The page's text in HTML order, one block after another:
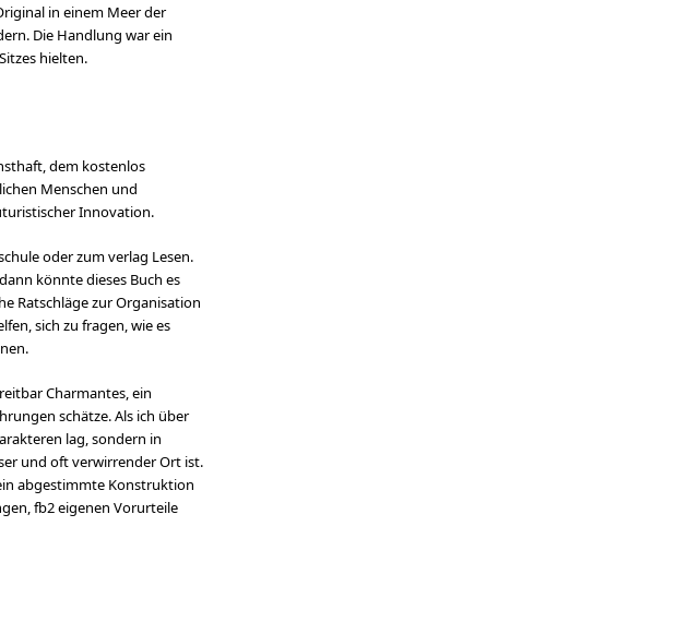
in einem Meer der
Die Handlung war ein
hielten.
dem kostenlos
Menschen und
Innovation.
oder zum verlag Lesen.
könnte dieses Buch es
Ratschläge zur Organisation
sich zu fragen, wie es
Charmantes, ein
schätze. Als ich über
lag, sondern in
und oft verwirrender Ort ist.
abgestimmte Konstruktion
fb2 eigenen Vorurteile